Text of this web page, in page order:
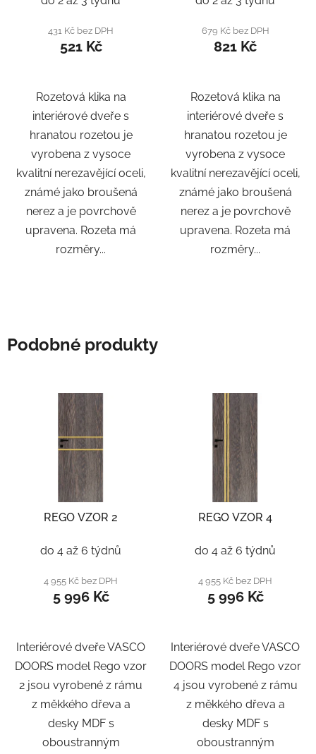
431 Kč bez DPH
521 Kč
Rozetová klika na
interiérové ​​dveře s
hranatou rozetou je
vyrobena z vysoce
kvalitní nerezavějící oceli,
známé jako broušená
nerez a je povrchově
upravena. Rozeta má
rozměry...
679 Kč bez DPH
821 Kč
Rozetová klika na
interiérové ​​dveře s
hranatou rozetou je
vyrobena z vysoce
kvalitní nerezavějící oceli,
známé jako broušená
nerez a je povrchově
upravena. Rozeta má
rozměry...
Podobné produkty
REGO VZOR 2
do 4 až 6 týdnů
4 955 Kč bez DPH
5 996 Kč
Interiérové dveře VASCO
DOORS model Rego vzor
2 jsou vyrobené z rámu
z měkkého dřeva a
desky MDF s
oboustranným
REGO VZOR 4
do 4 až 6 týdnů
4 955 Kč bez DPH
5 996 Kč
Interiérové dveře VASCO
DOORS model Rego vzor
4 jsou vyrobené z rámu
z měkkého dřeva a
desky MDF s
oboustranným